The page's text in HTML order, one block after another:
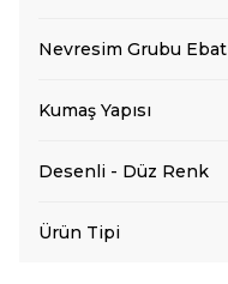
Nevresim Grubu Ebat
Kumaş Yapısı
Desenli - Düz Renk
Ürün Tipi